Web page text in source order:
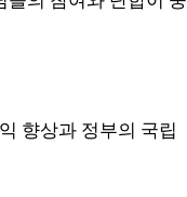
향상과 정부의 국립